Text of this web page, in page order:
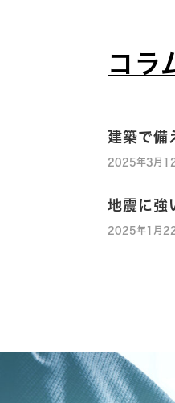
コラ
建築で
2025年3月12
地震に強
2025年1月22